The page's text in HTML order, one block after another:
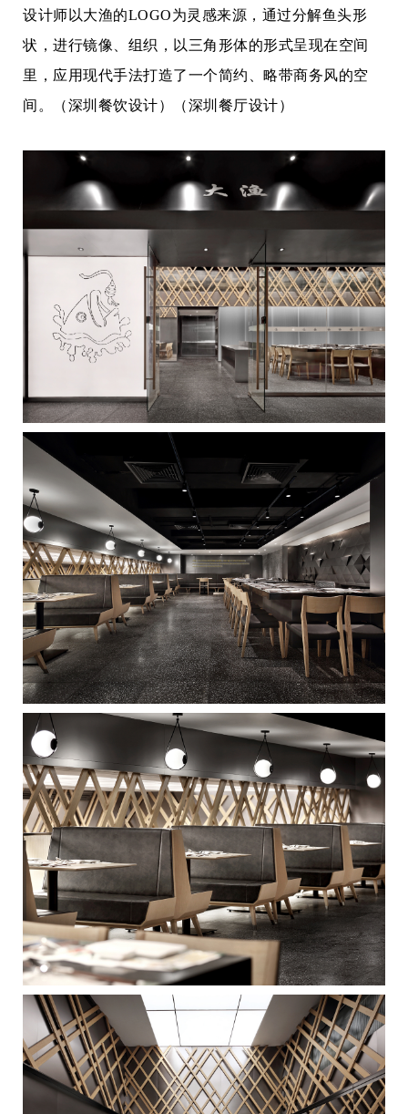
设计师以大渔的LOGO为灵感来源，通过分解鱼头形
状，进行镜像、组织，以三角形体的形式呈现在空间
里，应用现代手法打造了一个简约、略带商务风的空
间。
（深圳餐饮设计）（深圳餐厅设计）